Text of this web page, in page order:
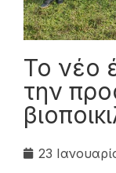
Το νέο
την
23